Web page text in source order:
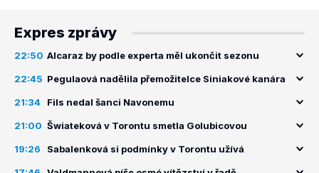
Expres zprávy
22:50 Alcaraz by podle experta měl ukončit sezonu
22:45 Pegulaová nadělila přemožitelce Siniakové kanára
21:34 Fils nedal šanci Navonemu
21:00 Šwiateková v Torontu smetla Golubicovou
19:26 Sabalenková si podmínky v Torontu užívá